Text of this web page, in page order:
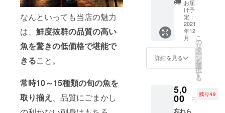
なんといっても当店の魅力
は、 鮮度抜群の品質の高い
魚を驚きの低価格で堪能で
きること。
常時10～15種類の旬の魚を
取り揃え 、品質にごまかし
礼の
メール
をお送
りさせ
ていた
だきま
す。 ご
支援い
ただい
は、こ
れから
もお店
お届
け予
定：
2021
年12
月
詳細を見る
こ
の
リ
タ
ー
ン
を
選
択
す
る
5,0
00 円
残り49
忘れら